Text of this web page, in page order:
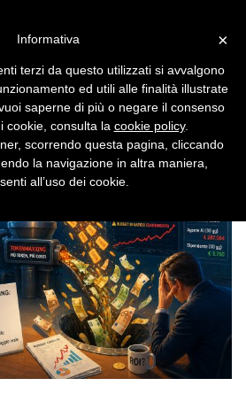
per i token che
×
Informativa
terzi da questo utilizzati si avvalgono
ed utili alle finalità illustrate
saperne di più o negare il consenso
cookie, consulta la cookie policy.
scorrendo questa pagina, cliccando
la navigazione in altra maniera,
all’uso dei cookie.